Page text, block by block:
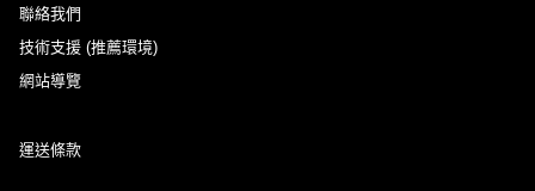
聯絡我們
技術支援 (推薦環境)
網站導覽
運送條款